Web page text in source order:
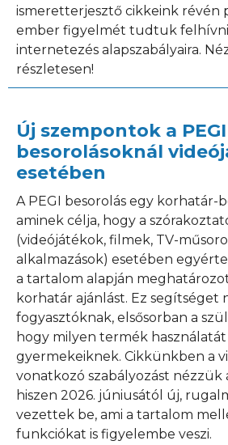
ismeretterjesztő cikkeink révén
ember figyelmét tudtuk felhívni
internetezés alapszabályaira.
részletesen!
Új szempontok a PEGI
besorolásoknál
esetében
A PEGI besorolás egy korhatár-
aminek célja, hogy a
(videójátékok, filmek, TV-
alkalmazások) esetében
a tartalom alapján
korhatár ajánlást. Ez segítséget
fogyasztóknak, elsősorban a
hogy milyen termék
gyermekeiknek. Cikkünkben a
vonatkozó szabályozást nézzük
hiszen 2026. júniusától új,
vezettek be, ami a tartalom
funkciókat is figyelembe veszi.